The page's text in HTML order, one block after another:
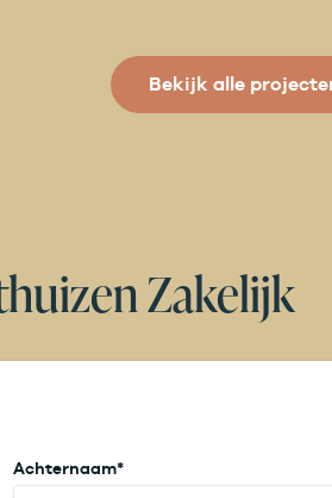
Bekijk alle
Zakelijk
Achternaam*